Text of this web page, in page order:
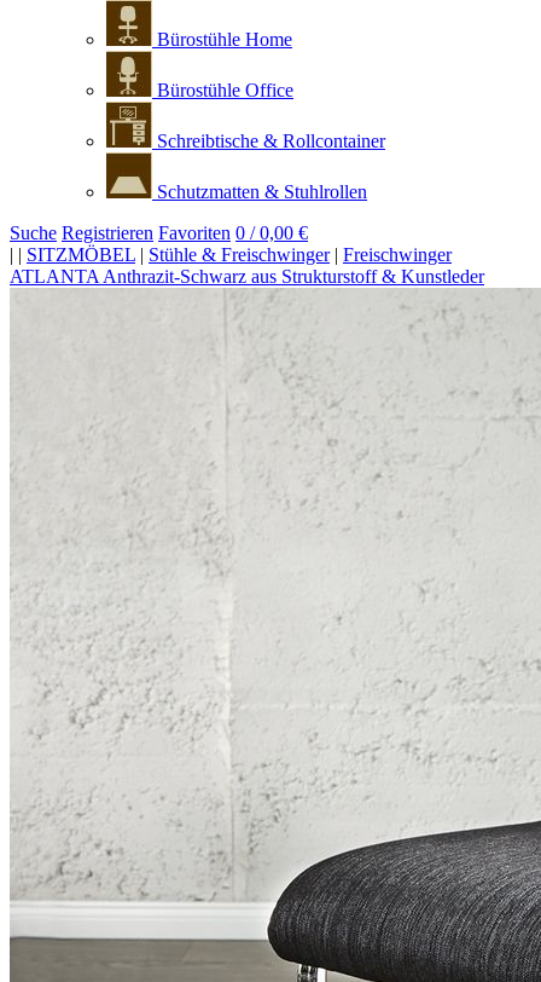
Bürostühle Home
Bürostühle Office
Schreibtische & Rollcontainer
Schutzmatten & Stuhlrollen
Suche Registrieren Favoriten 0 / 0,00 €
| | SITZMÖBEL | Stühle & Freischwinger| Freischwinger
ATLANTA Anthrazit-Schwarz aus Strukturstoff & Kunstleder